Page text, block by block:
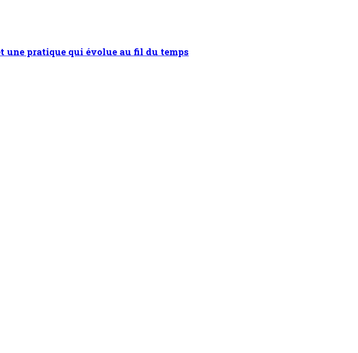
une pratique qui évolue au fil du temps